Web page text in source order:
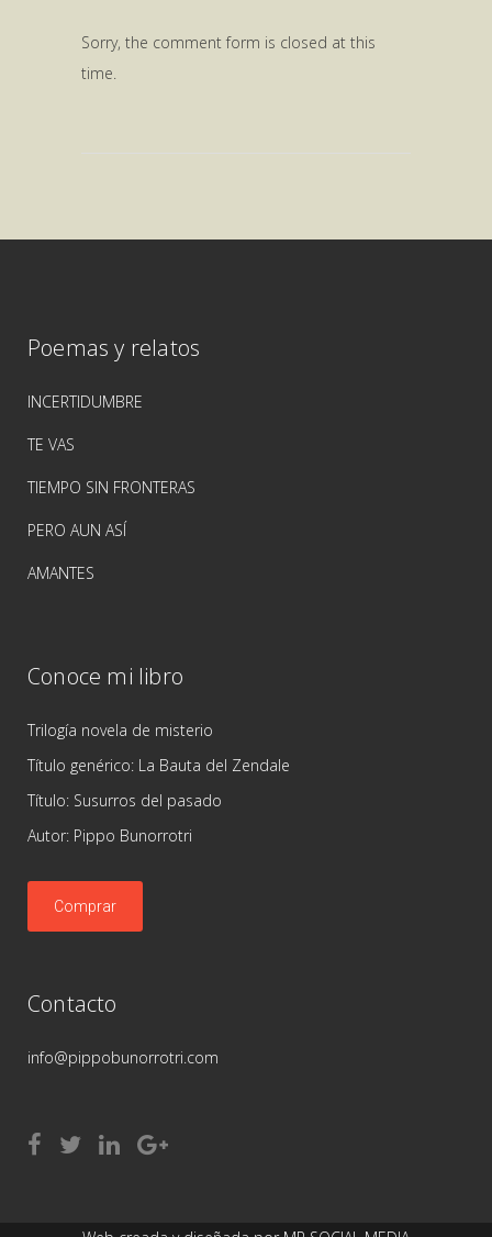
Sorry, the comment form is closed at this
time.
Poemas y relatos
INCERTIDUMBRE
TE VAS
TIEMPO SIN FRONTERAS
PERO AUN ASÍ
AMANTES
Conoce mi libro
Trilogía novela de misterio
Título genérico: La Bauta del Zendale
Título: Susurros del pasado
Autor: Pippo Bunorrotri
Comprar
Contacto
info@pippobunorrotri.com